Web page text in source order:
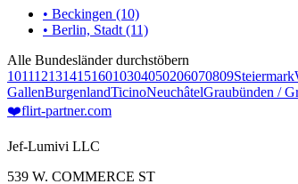
• Beckingen (10)
• Berlin, Stadt (11)
Alle Bundesländer durchstöbern
10111213141516010304050206070809Steiermark
GallenBurgenlandTicinoNeuchâtelGraubünden /
❤️flirt-partner.com
Jef-Lumivi LLC
539 W. COMMERCE ST